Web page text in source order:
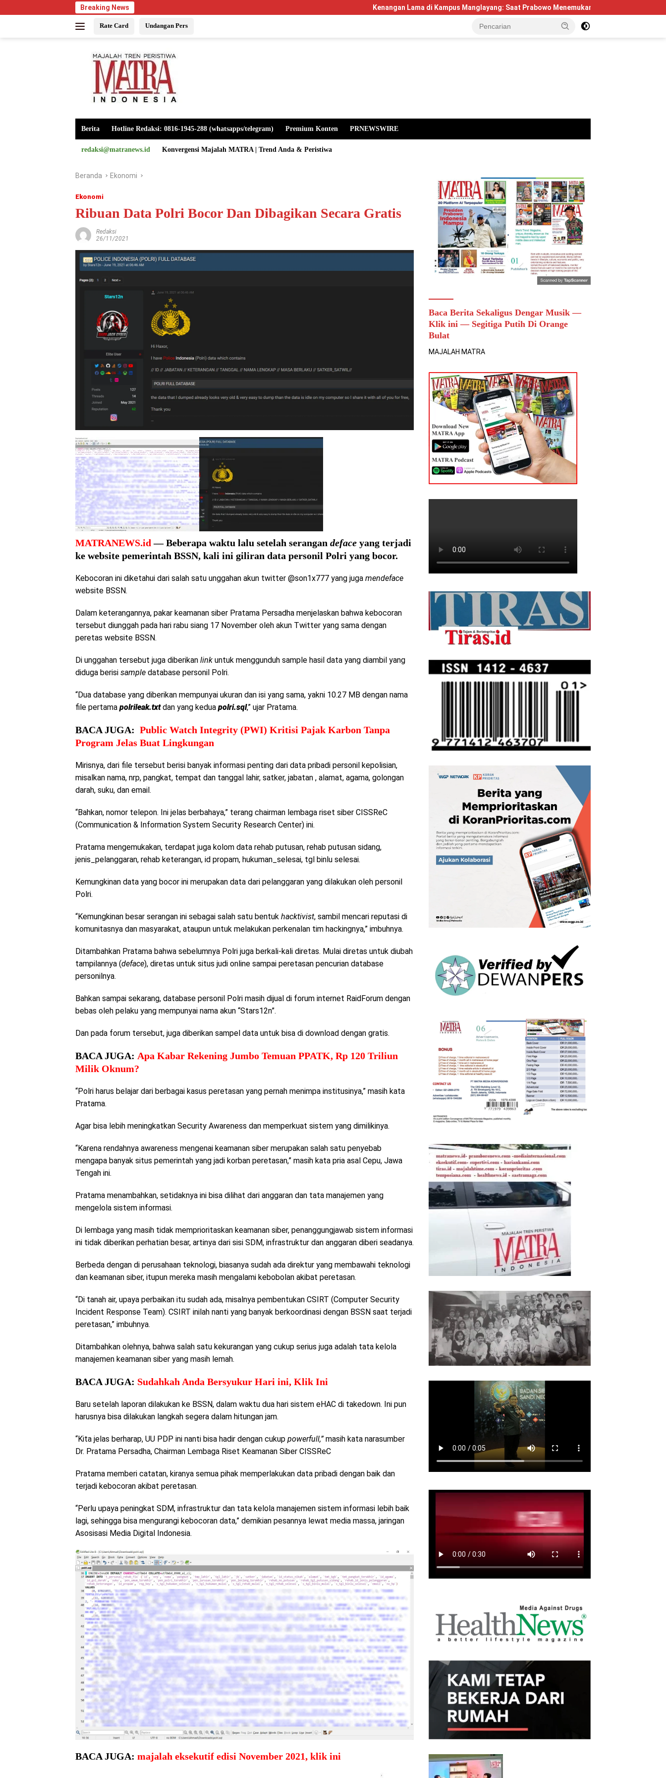
ke
Breaking News Kenangan Lama di Kampus Manglayang: Saat Prabowo Menemukan Kembali Jejak Sejarah IPDN
Rate Card Undangan Pers
Berita Hotline Redaksi: 0816-1945-288 (whatsapps/telegram) Premium Konten PRNEWSWIRE
redaksi@matranews.id Konvergensi Majalah MATRA | Trend Anda & Peristiwa
Beranda Ekonomi
Ekonomi
Ribuan Data Polri Bocor Dan Dibagikan Secara Gratis
Redaksi
26/11/2021
MATRANEWS.id — Beberapa waktu lalu setelah serangan deface yang terjadi
ke website pemerintah BSSN, kali ini giliran data personil Polri yang bocor.
Kebocoran ini diketahui dari salah satu unggahan akun twitter @son1x777 yang juga mendeface
website BSSN.
Dalam keterangannya, pakar keamanan siber Pratama Persadha menjelaskan bahwa kebocoran
tersebut diunggah pada hari rabu siang 17 November oleh akun Twitter yang sama dengan
peretas website BSSN.
Di unggahan tersebut juga diberikan link untuk menggunduh sample hasil data yang diambil yang
diduga berisi sample database personil Polri.
“Dua database yang diberikan mempunyai ukuran dan isi yang sama, yakni 10.27 MB dengan nama
file pertama polrileak.txt dan yang kedua polri.sql,” ujar Pratama.
BACA JUGA: Public Watch Integrity (PWI) Kritisi Pajak Karbon Tanpa
Program Jelas Buat Lingkungan
Mirisnya, dari file tersebut berisi banyak informasi penting dari data pribadi personil kepolisian,
misalkan nama, nrp, pangkat, tempat dan tanggal lahir, satker, jabatan , alamat, agama, golongan
darah, suku, dan email.
“Bahkan, nomor telepon. Ini jelas berbahaya,” terang chairman lembaga riset siber CISSReC
(Communication & Information System Security Research Center) ini.
Pratama mengemukakan, terdapat juga kolom data rehab putusan, rehab putusan sidang,
jenis_pelanggaran, rehab keterangan, id propam, hukuman_selesai, tgl binlu selesai.
Kemungkinan data yang bocor ini merupakan data dari pelanggaran yang dilakukan oleh personil
Polri.
“Kemungkinan besar serangan ini sebagai salah satu bentuk hacktivist, sambil mencari reputasi di
komunitasnya dan masyarakat, ataupun untuk melakukan perkenalan tim hackingnya,” imbuhnya.
Ditambahkan Pratama bahwa sebelumnya Polri juga berkali-kali diretas. Mulai diretas untuk diubah
tampilannya (deface), diretas untuk situs judi online sampai peretasan pencurian database
personilnya.
Bahkan sampai sekarang, database personil Polri masih dijual di forum internet RaidForum dengan
bebas oleh pelaku yang mempunyai nama akun “Stars12n”.
Dan pada forum tersebut, juga diberikan sampel data untuk bisa di download dengan gratis.
BACA JUGA: Apa Kabar Rekening Jumbo Temuan PPATK, Rp 120 Triliun
Milik Oknum?
“Polri harus belajar dari berbagai kasus peretasan yang pernah menimpa institusinya,” masih kata
Pratama.
Agar bisa lebih meningkatkan Security Awareness dan memperkuat sistem yang dimilikinya.
“Karena rendahnya awareness mengenai keamanan siber merupakan salah satu penyebab
mengapa banyak situs pemerintah yang jadi korban peretasan,” masih kata pria asal Cepu, Jawa
Tengah ini.
Pratama menambahkan, setidaknya ini bisa dilihat dari anggaran dan tata manajemen yang
mengelola sistem informasi.
Di lembaga yang masih tidak memprioritaskan keamanan siber, penanggungjawab sistem informasi
ini tidak diberikan perhatian besar, artinya dari sisi SDM, infrastruktur dan anggaran diberi seadanya.
Berbeda dengan di perusahaan teknologi, biasanya sudah ada direktur yang membawahi teknologi
dan keamanan siber, itupun mereka masih mengalami kebobolan akibat peretasan.
“Di tanah air, upaya perbaikan itu sudah ada, misalnya pembentukan CSIRT (Computer Security
Incident Response Team). CSIRT inilah nanti yang banyak berkoordinasi dengan BSSN saat terjadi
peretasan,” imbuhnya.
Ditambahkan olehnya, bahwa salah satu kekurangan yang cukup serius juga adalah tata kelola
manajemen keamanan siber yang masih lemah.
BACA JUGA: Sudahkah Anda Bersyukur Hari ini, Klik Ini
Baru setelah laporan dilakukan ke BSSN, dalam waktu dua hari sistem eHAC di takedown. Ini pun
harusnya bisa dilakukan langkah segera dalam hitungan jam.
“Kita jelas berharap, UU PDP ini nanti bisa hadir dengan cukup powerfull,”masih kata narasumber
Dr. Pratama Persadha, Chairman Lembaga Riset Keamanan Siber CISSReC
Pratama memberi catatan, kiranya semua pihak memperlakukan data pribadi dengan baik dan
terjadi kebocoran akibat peretasan.
“Perlu upaya peningkat SDM, infrastruktur dan tata kelola manajemen sistem informasi lebih baik
lagi, sehingga bisa mengurangi kebocoran data,” demikian pesannya lewat media massa, jaringan
Asosisasi Media Digital Indonesia.
BACA JUGA: majalah eksekutif edisi November 2021, klik ini
Baca Berita Sekaligus Dengar Musik —
Klik ini — Segitiga Putih Di Orange
Bulat
MAJALAH MATRA